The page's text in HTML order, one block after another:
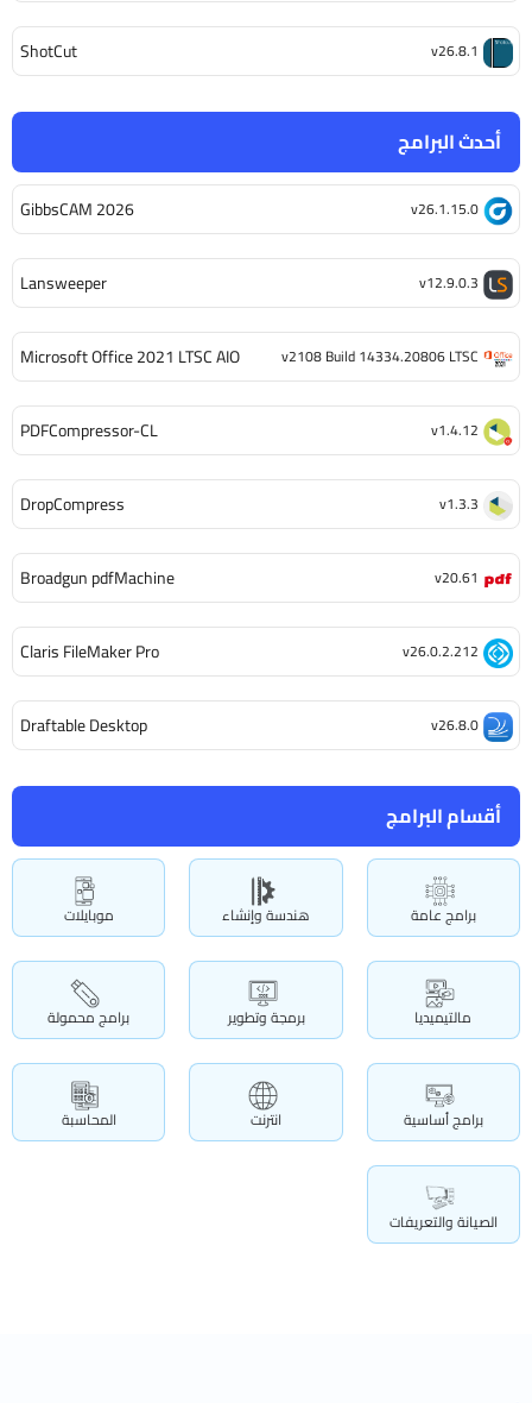
أقسام البرامج
برامج عامة هندسة وإنشاء موبايلات
مالتيميديا برمجة وتطوير برامج محمولة
برامج أساسية انترنت المحاسبة
الصيانة والتعريفات
أحدث البرامج
GibbsCAM 2026 v26.1.15.0
Lansweeper v12.9.0.3
Microsoft Office 2021 LTSC AIO v2108 Build 14334.20806 LTSC
PDFCompressor-CL v1.4.12
DropCompress v1.3.3
Broadgun pdfMachine v20.61
Claris FileMaker Pro v26.0.2.212
Draftable Desktop v26.8.0
ShotCut v26.8.1